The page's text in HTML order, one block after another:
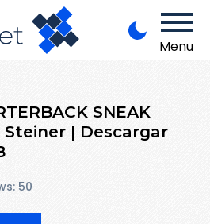
Menu
SNEAK
Steiner | Descargar
50